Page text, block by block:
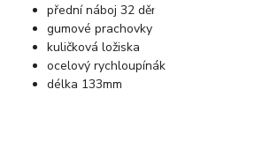
přední náboj 32 děr
gumové prachovky
kuličková ložiska
ocelový rychloupínák
délka 133mm